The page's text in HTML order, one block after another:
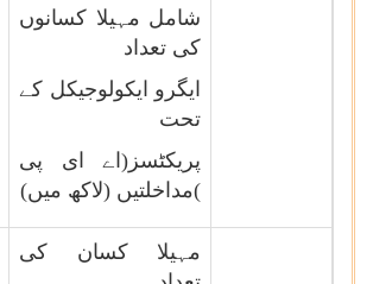
شامل مہیلا کسانوں
کی تعداد
ایگرو ایکولوجیکل کے
تحت
پریکٹسز(اے ای پی
)مداخلتیں (لاکھ میں)
مہیلا کسان کی